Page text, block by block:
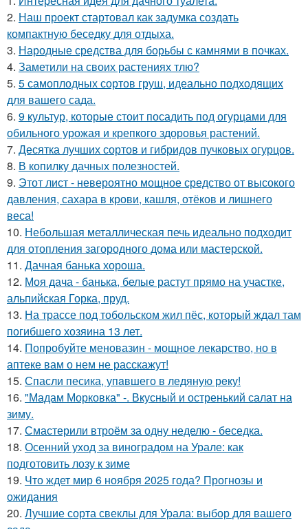
2. Наш проект стартовал как задумка создать
компактную беседку для отдыха.
3. Народные средства для борьбы с камнями в почках.
4. Заметили на своих растениях тлю?
5. 5 самоплодных сортов груш, идеально подходящих
для вашего сада.
6. 9 культур, которые стоит посадить под огурцами для
обильного урожая и крепкого здоровья растений.
7. Десятка лучших сортов и гибридов пучковых огурцов.
8. В копилку дачных полезностей.
9. Этот лист - невероятно мощное средство от высокого
давления, сахара в крови, кашля, отёков и лишнего
веса!
10. Небольшая металлическая печь идеально подходит
для отопления загородного дома или мастерской.
11. Дачная банька хороша.
12. Моя дача - банька, белые растут прямо на участке,
альпийская Горка, пруд.
13. На трассе под тобольском жил пёс, который ждал там
погибшего хозяина 13 лет.
14. Попробуйте меновазин - мощное лекарство, но в
аптеке вам о нем не расскажут!
15. Спасли песика, упaвшего в ледяную рeку!
16. "Мадам Морковка" -. Вкусный и остренький салат на
зиму.
17. Смастерили втроём за одну неделю - беседка.
18. Осенний уход за виноградом на Урале: как
подготовить лозу к зиме
19. Что ждет мир 6 ноября 2025 года? Прогнозы и
ожидания
20. Лучшие сорта свеклы для Урала: выбор для вашего